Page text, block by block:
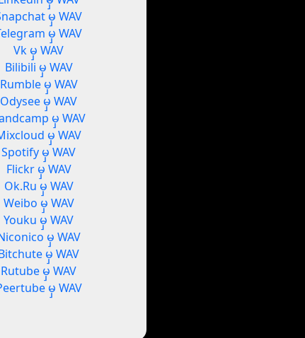
မှ WAV
မှ WAV
Vk မှ WAV
Bilibili မှ WAV
Rumble မှ WAV
Odysee မှ WAV
မှ WAV
မှ WAV
Spotify မှ WAV
Flickr မှ WAV
Ok.Ru မှ WAV
Weibo မှ WAV
Youku မှ WAV
မှ WAV
မှ WAV
Rutube မှ WAV
မှ WAV